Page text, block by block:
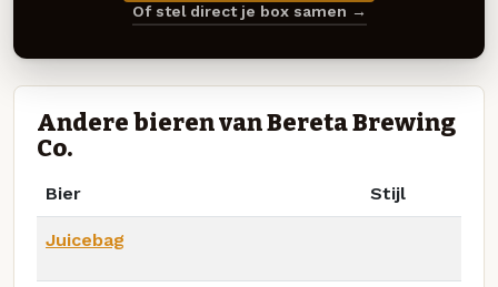
Of stel direct je box samen →
Andere bieren van Bereta Brewing
Co.
Bier Stijl
Juicebag